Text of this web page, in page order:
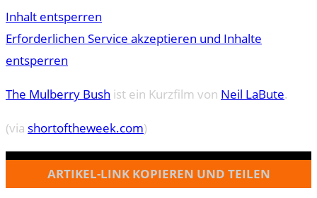
Inhalt entsperren
Erforderlichen Service akzeptieren und Inhalte
entsperren
The Mulberry Bush ist ein Kurzfilm von Neil LaBute.
(via shortoftheweek.com)
ARTIKEL-LINK KOPIEREN UND TEILEN